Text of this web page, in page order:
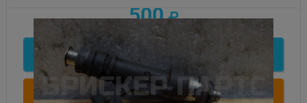
500
Подробнее
Купить